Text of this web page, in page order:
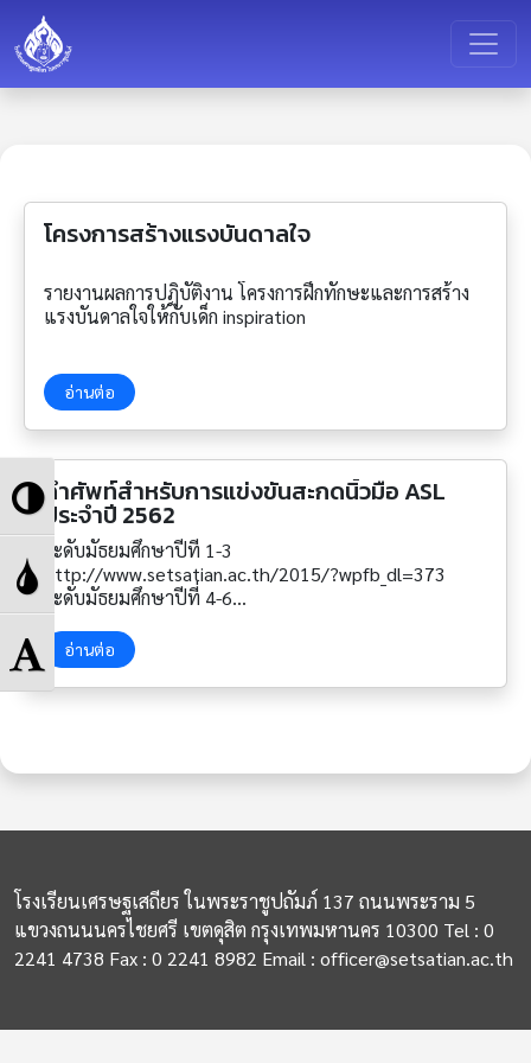
Toggle
High
Contrast
Toggle
Grayscale
Toggle
Font
size
โครงการสร้างแรงบันดาลใจ
รายงานผลการปฏิบัติงาน โครงการฝึกทักษะและการสร้าง
แรงบันดาลใจให้กับเด็ก inspiration
อ่านต่อ
คำศัพท์สำหรับการแข่งขันสะกดนิ้วมือ ASL
ประจำปี 2562
ระดับมัธยมศึกษาปีที่ 1-3
http://www.setsatian.ac.th/2015/?wpfb_dl=373
ระดับมัธยมศึกษาปีที่ 4-6
http://www.setsatian.ac.th/2015/?wpfb_dl=374
อ่านต่อ
โรงเรียนเศรษฐเสถียร ในพระราชูปถัมภ์ 137 ถนนพระราม 5
แขวงถนนนครไชยศรี เขตดุสิต กรุงเทพมหานคร 10300 Tel : 0
2241 4738 Fax : 0 2241 8982 Email : officer@setsatian.ac.th